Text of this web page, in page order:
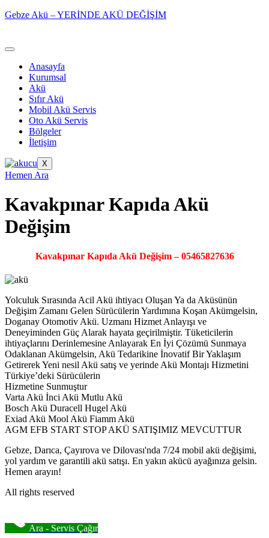
Gebze Akü – YERİNDE AKÜ DEĞİŞİM
Anasayfa
Kurumsal
Akü
Sıfır Akü
Mobil Akü Servis
Oto Akü Servis
Bölgeler
İletişim
X
Hemen Ara
Kavakpınar Kapıda Akü
Değişim
Kavakpınar Kapıda Akü Değişim – 05465827636
Yolculuk Sırasında Acil Akü ihtiyacı Oluşan Ya da Aküsünün
Değişim Zamanı Gelen Sürücülerin Yardımına Koşan Akümgelsin,
Doganay Otomotiv Akü. Uzmanı Hizmet Anlayışı ve
Deneyiminden Güç Alarak hayata geçirilmiştir. Tüketicilerin
ihtiyaçlarını Derinlemesine Anlayarak En İyi Çözümü Sunmaya
Odaklanan Akümgelsin, Akü Tedarikine İnovatif Bir Yaklaşım
Getirerek Yeni nesil Akü satış ve yerinde Akü Montajı Hizmetini
Türkiye’deki Sürücülerin
Hizmetine Sunmuştur
Varta Akü İnci Akü Mutlu Akü
Bosch Akü Duracell Hugel Akü
Exiad Akü Mool Akü Fiamm Akü
AGM EFB START STOP AKÜ SATIŞIMIZ MEVCUTTUR
Gebze, Darıca, Çayırova ve Dilovası'nda 7/24 mobil akü değişimi,
yol yardım ve garantili akü satışı. En yakın akücü ayağınıza gelsin.
Hemen arayın!
All rights reserved
Ara - Servis Çağır